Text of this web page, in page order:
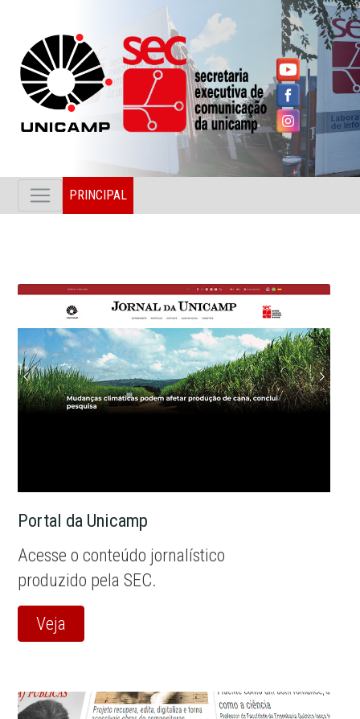
PRINCIPAL
Portal da Unicamp
Acesse o conteúdo jornalístico
produzido pela SEC.
Veja